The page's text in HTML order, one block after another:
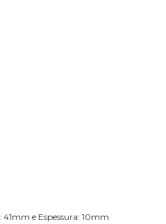
e Espessura: 10mm